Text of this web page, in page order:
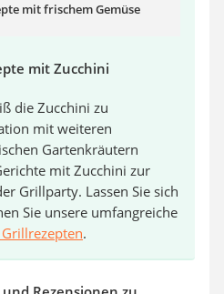
mit frischem Gemüse
mit Zucchini
die Zucchini zu
mit weiteren
Gartenkräutern
mit Zucchini zur
Grillparty. Lassen Sie sich
Sie unsere umfangreiche
.